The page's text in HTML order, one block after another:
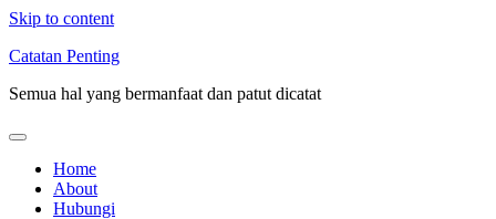
Skip to content
Catatan Penting
Semua hal yang bermanfaat dan patut dicatat
Home
About
Hubungi